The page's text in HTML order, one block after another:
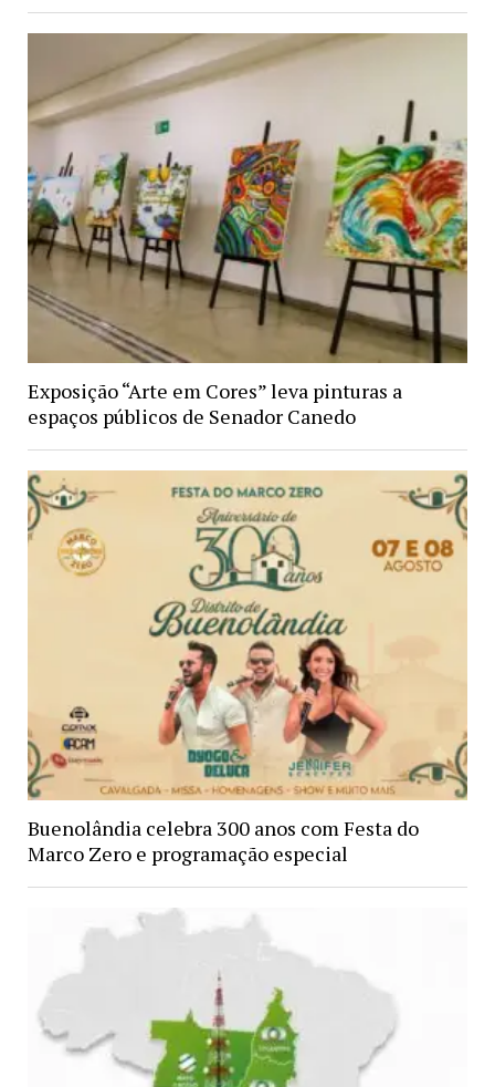
Exposição “Arte em Cores” leva pinturas a
espaços públicos de Senador Canedo
Buenolândia celebra 300 anos com Festa do
Marco Zero e programação especial